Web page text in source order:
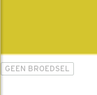
GEEN BROEDSEL